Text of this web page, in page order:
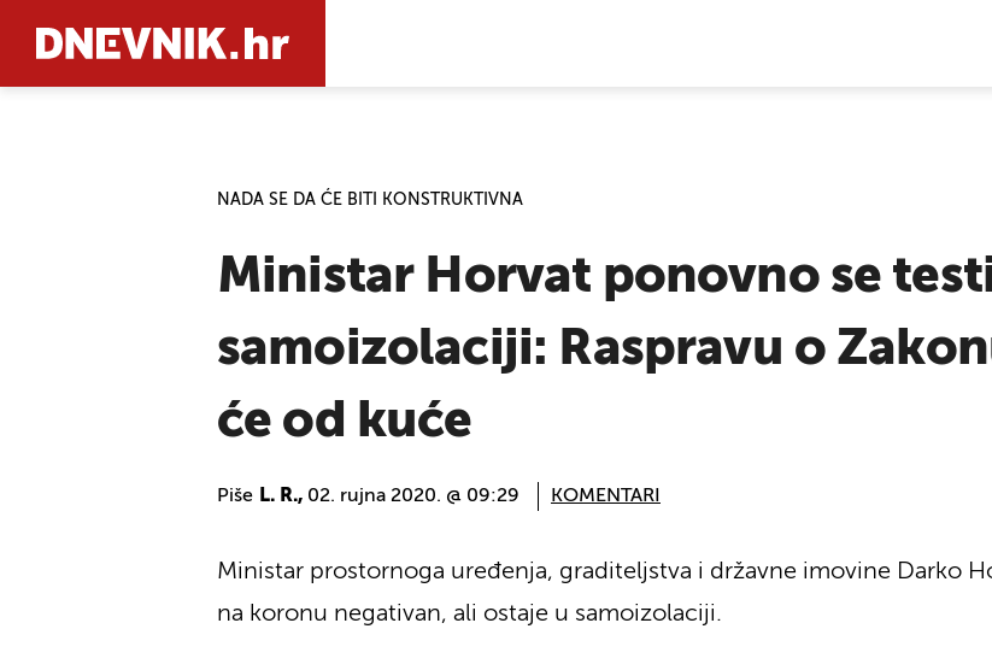
NADA SE DA ĆE BITI KONSTRUKTIVNA
Ministar Horvat ponovno se
samoizolaciji: Raspravu o
će od kuće
Piše L. R., 02. rujna 2020. @ 09:29 KOMENTARI
Ministar prostornoga uređenja, graditeljstva i državne imovine Darko
na koronu negativan, ali ostaje u samoizolaciji.